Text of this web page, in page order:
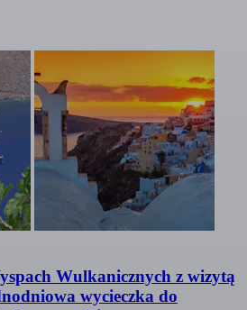
Wulkanicznych z wizytą
wycieczka do